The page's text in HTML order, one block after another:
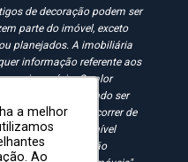
de decoração podem ser
parte do imóvel, exceto
planejados. A imobiliária
informação referente aos
aviso prévio. O valor
aproximado, podendo ser
alteração. Pode ocorrer de
estar mais disponível
feitas pelo site não
a melhor
Ao